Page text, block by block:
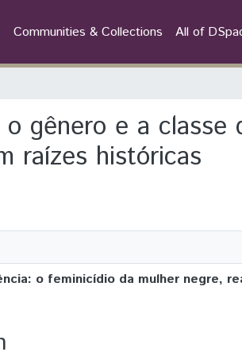
Communities & Collections All of
gênero e a classe
raízes históricas
o feminicídio da mulher negre,